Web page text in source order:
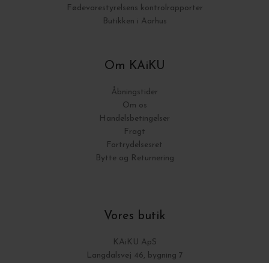
Fødevarestyrelsens kontrolrapporter
Butikken i Aarhus
Om KAiKU
Åbningstider
Om os
Handelsbetingelser
Fragt
Fortrydelsesret
Bytte og Returnering
Vores butik
KAiKU ApS
Langdalsvej 46, bygning 7